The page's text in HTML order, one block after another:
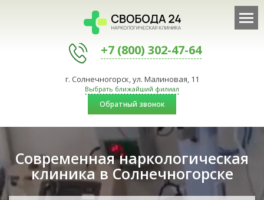
+7 (800) 302-47-64
г. Солнечногорск, ул. Малиновая, 11
Выбрать ближайший филиал
Обратный звонок
Современная наркологическая
клиника в Солнечногорске